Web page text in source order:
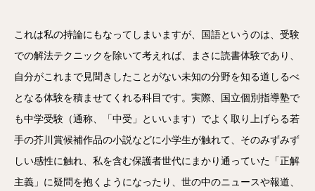
これは私の持論にもなってしまいますが、国語というのは、受験
での解法テクニックを除いて考えれば、まさに読書体験であり、
自分がこれまで見聞きしたことがない未知の分野を知る道しるべ
となる体験を積ませてくれる科目です。実際、国立個別指導塾で
も中学受験（通称、「中受」といいます）でよく取り上げらる若
手の芥川賞候補作品の小説などに小学生が触れて、そのみずみず
しい感性に触れ、私を含む保護者世代にまかり通っていた「正解
主義」に疑問を抱くようになったり、世の中のニュースや報道、